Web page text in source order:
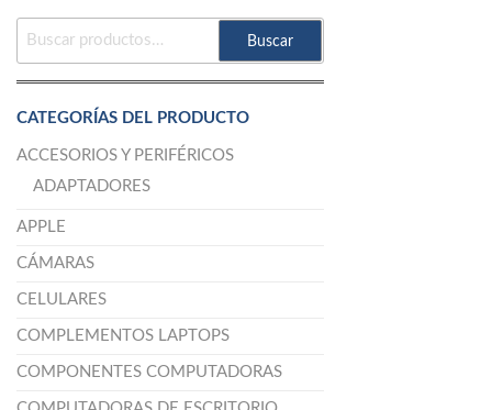
Buscar
CATEGORÍAS DEL PRODUCTO
ACCESORIOS Y PERIFÉRICOS
ADAPTADORES
APPLE
CÁMARAS
CELULARES
COMPLEMENTOS LAPTOPS
COMPONENTES COMPUTADORAS